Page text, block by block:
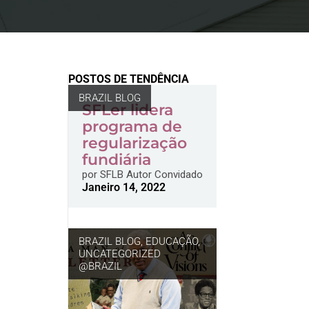
POSTOS DE TENDÊNCIA
BRAZIL BLOG
SFLer lidera
programa de
regularização
fundiária
porSFLB Autor Convidado
Janeiro 14, 2022
BRAZIL BLOG,EDUCAÇÃO,
UNCATEGORIZED
@BRAZIL